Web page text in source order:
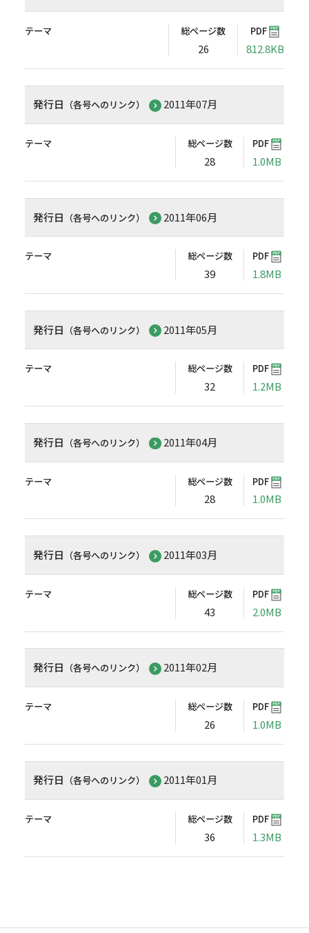
テーマ 総ページ数
26
PDF
812.8KB
発行日 （各号へのリンク） 2011年07月
テーマ 総ページ数
28
PDF
1.0MB
発行日 （各号へのリンク） 2011年06月
テーマ 総ページ数
39
PDF
1.8MB
発行日 （各号へのリンク） 2011年05月
テーマ 総ページ数
32
PDF
1.2MB
発行日 （各号へのリンク） 2011年04月
テーマ 総ページ数
28
PDF
1.0MB
発行日 （各号へのリンク） 2011年03月
テーマ 総ページ数
43
PDF
2.0MB
発行日 （各号へのリンク） 2011年02月
テーマ 総ページ数
26
PDF
1.0MB
発行日 （各号へのリンク） 2011年01月
テーマ 総ページ数
36
PDF
1.3MB